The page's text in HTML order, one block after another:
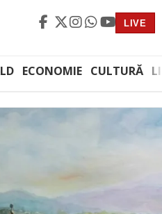
LIVE
ECONOMIE CULTURĂ